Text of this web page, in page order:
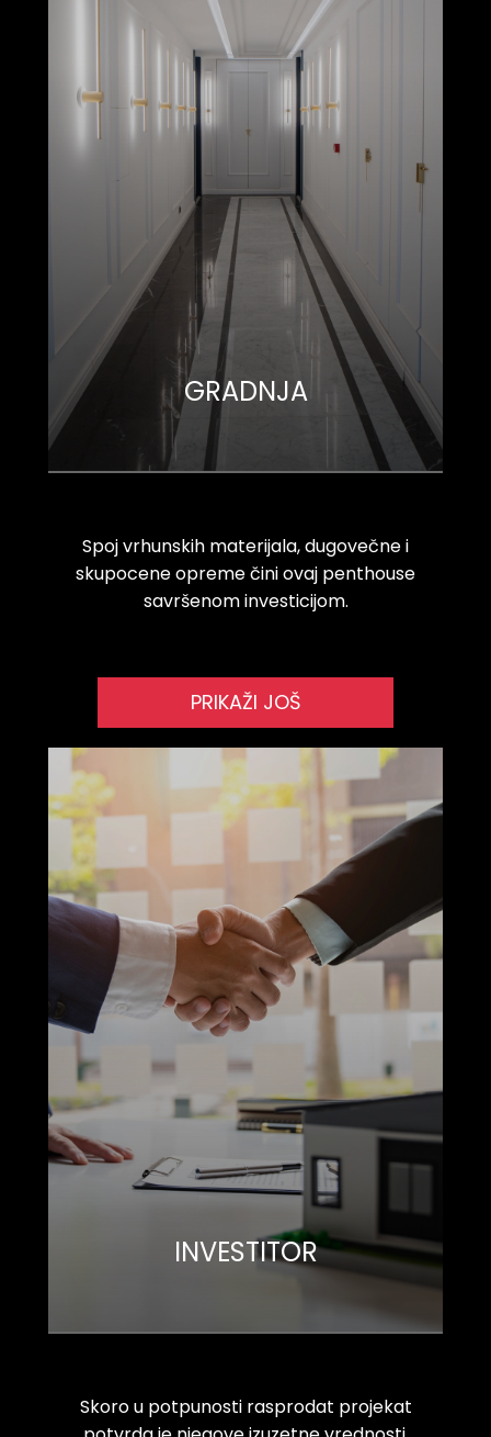
GRADNJA
Spoj vrhunskih materijala, dugovečne i
skupocene opreme čini ovaj penthouse
savršenom investicijom.
PRIKAŽI JOŠ
INVESTITOR
Skoro u potpunosti rasprodat projekat